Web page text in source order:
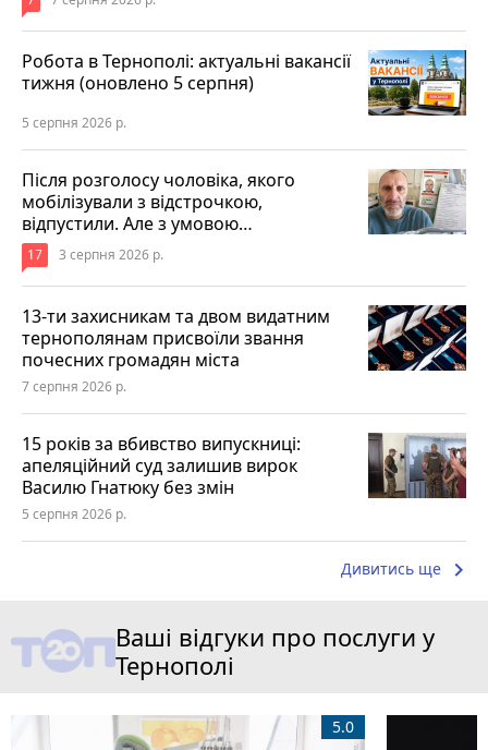
Робота в Тернополі: актуальні вакансії
тижня (оновлено 5 серпня)
5 серпня 2026 р.
Після розголосу чоловіка, якого
мобілізували з відстрочкою,
відпустили. Але з умовою…
17 3 серпня 2026 р.
13-ти захисникам та двом видатним
тернополянам присвоїли звання
почесних громадян міста
7 серпня 2026 р.
15 років за вбивство випускниці:
апеляційний суд залишив вирок
Василю Гнатюку без змін
5 серпня 2026 р.
Дивитись ще keyboard_arrow_right
Ваші відгуки про послуги у
Тернополі
5.0